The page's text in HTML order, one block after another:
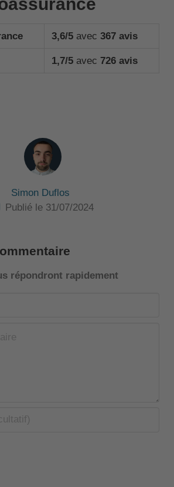
3,6/5 avec367 avis
1,7/5 avec 726 avis
Simon Duflos
Publié le 31/07/2024
répondront rapidement